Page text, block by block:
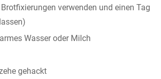
verwenden und einen Tag
Wasser oder Milch
gehackt